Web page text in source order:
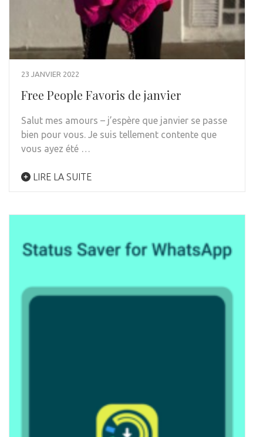
23 JANVIER 2022
Free People Favoris de janvier
Salut mes amours – j’espère que janvier se passe
bien pour vous. Je suis tellement contente que
vous ayez été …
LIRE LA SUITE